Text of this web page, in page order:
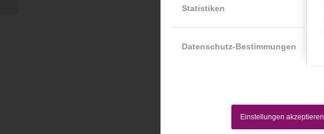
Statistiken
Datenschutz-Bestimmungen
Einstellungen akzeptieren